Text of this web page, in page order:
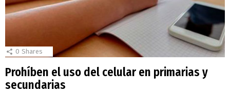
0 Shares
Prohíben el uso del celular en primarias y
secundarias